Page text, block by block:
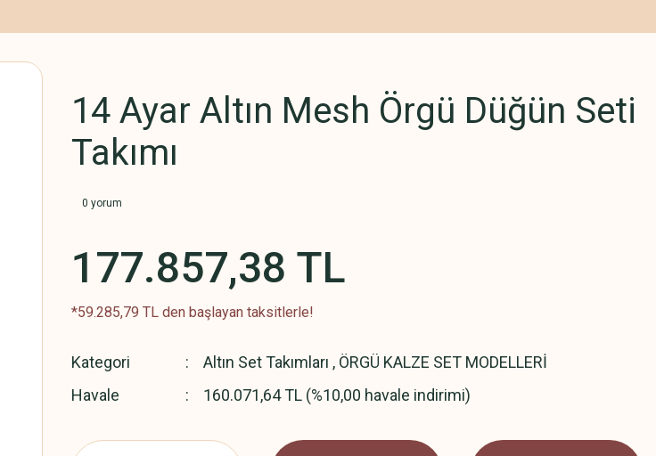
14 Ayar Altın Mesh Örgü Düğün Seti
Takımı
0 yorum
177.857,38 TL
*59.285,79 TL den başlayan taksitlerle!
Kategori Altın Set Takımları , ÖRGÜ KALZE SET MODELLERİ
Havale
160.071,64 TL (%10,00 havale indirimi)